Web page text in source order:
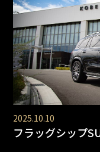
2025.10.10
フラッグシップ